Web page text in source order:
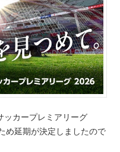
ッカープレミアリーグ
め延期が決定しましたので